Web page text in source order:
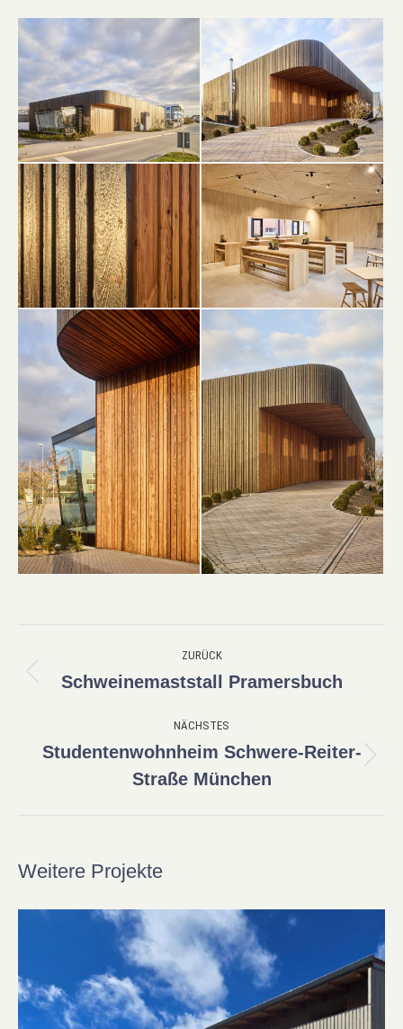
navigationZURÜCK
Previous
Schweinemaststall Pramersbuch
NÄCHSTES
project:
Studentenwohnheim Schwere-Reiter-
Straße München
Weitere Projekte